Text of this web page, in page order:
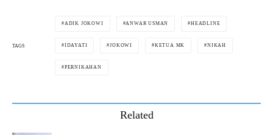
TAGS
ADIK JOKOWI ANWAR USMAN HEADLINE
IDAYATI JOKOWI KETUA MK NIKAH
PERNIKAHAN
Related